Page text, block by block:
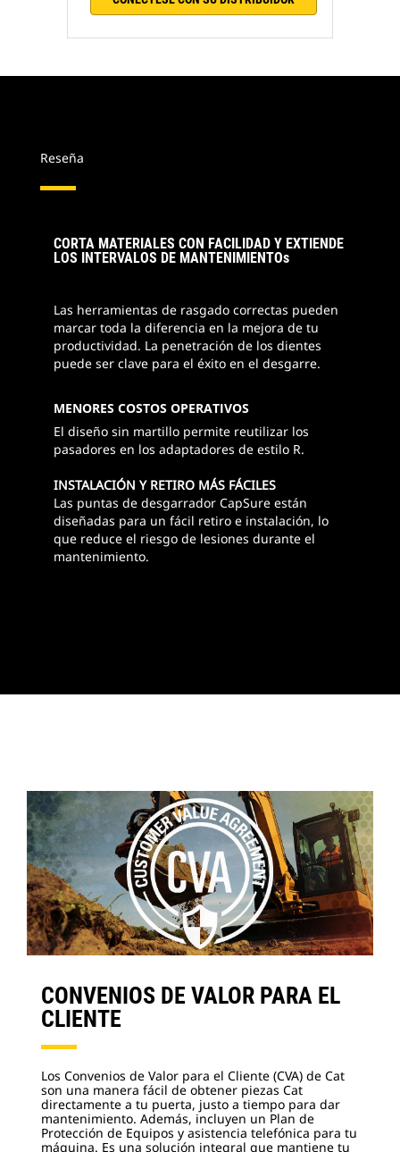
Reseña
CORTA MATERIALES CON FACILIDAD Y EXTIENDE
LOS INTERVALOS DE MANTENIMIENTOs
Las herramientas de rasgado correctas pueden
marcar toda la diferencia en la mejora de tu
productividad. La penetración de los dientes
puede ser clave para el éxito en el desgarre.
MENORES COSTOS OPERATIVOS
El diseño sin martillo permite reutilizar los
pasadores en los adaptadores de estilo R.
INSTALACIÓN Y RETIRO MÁS FÁCILES
Las puntas de desgarrador CapSure están
diseñadas para un fácil retiro e instalación, lo
que reduce el riesgo de lesiones durante el
mantenimiento.
CONVENIOS DE VALOR PARA EL
CLIENTE
Los Convenios de Valor para el Cliente (CVA) de Cat
son una manera fácil de obtener piezas Cat
directamente a tu puerta, justo a tiempo para dar
mantenimiento. Además, incluyen un Plan de
Protección de Equipos y asistencia telefónica para tu
máquina. Es una solución integral que mantiene tu